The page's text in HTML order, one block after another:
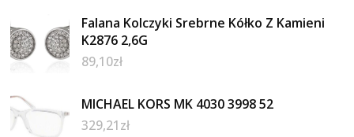
Falana Kolczyki Srebrne Kółko Z Kamieni
K2876 2,6G
89,10zł
MICHAEL KORS MK 4030 3998 52
329,21zł